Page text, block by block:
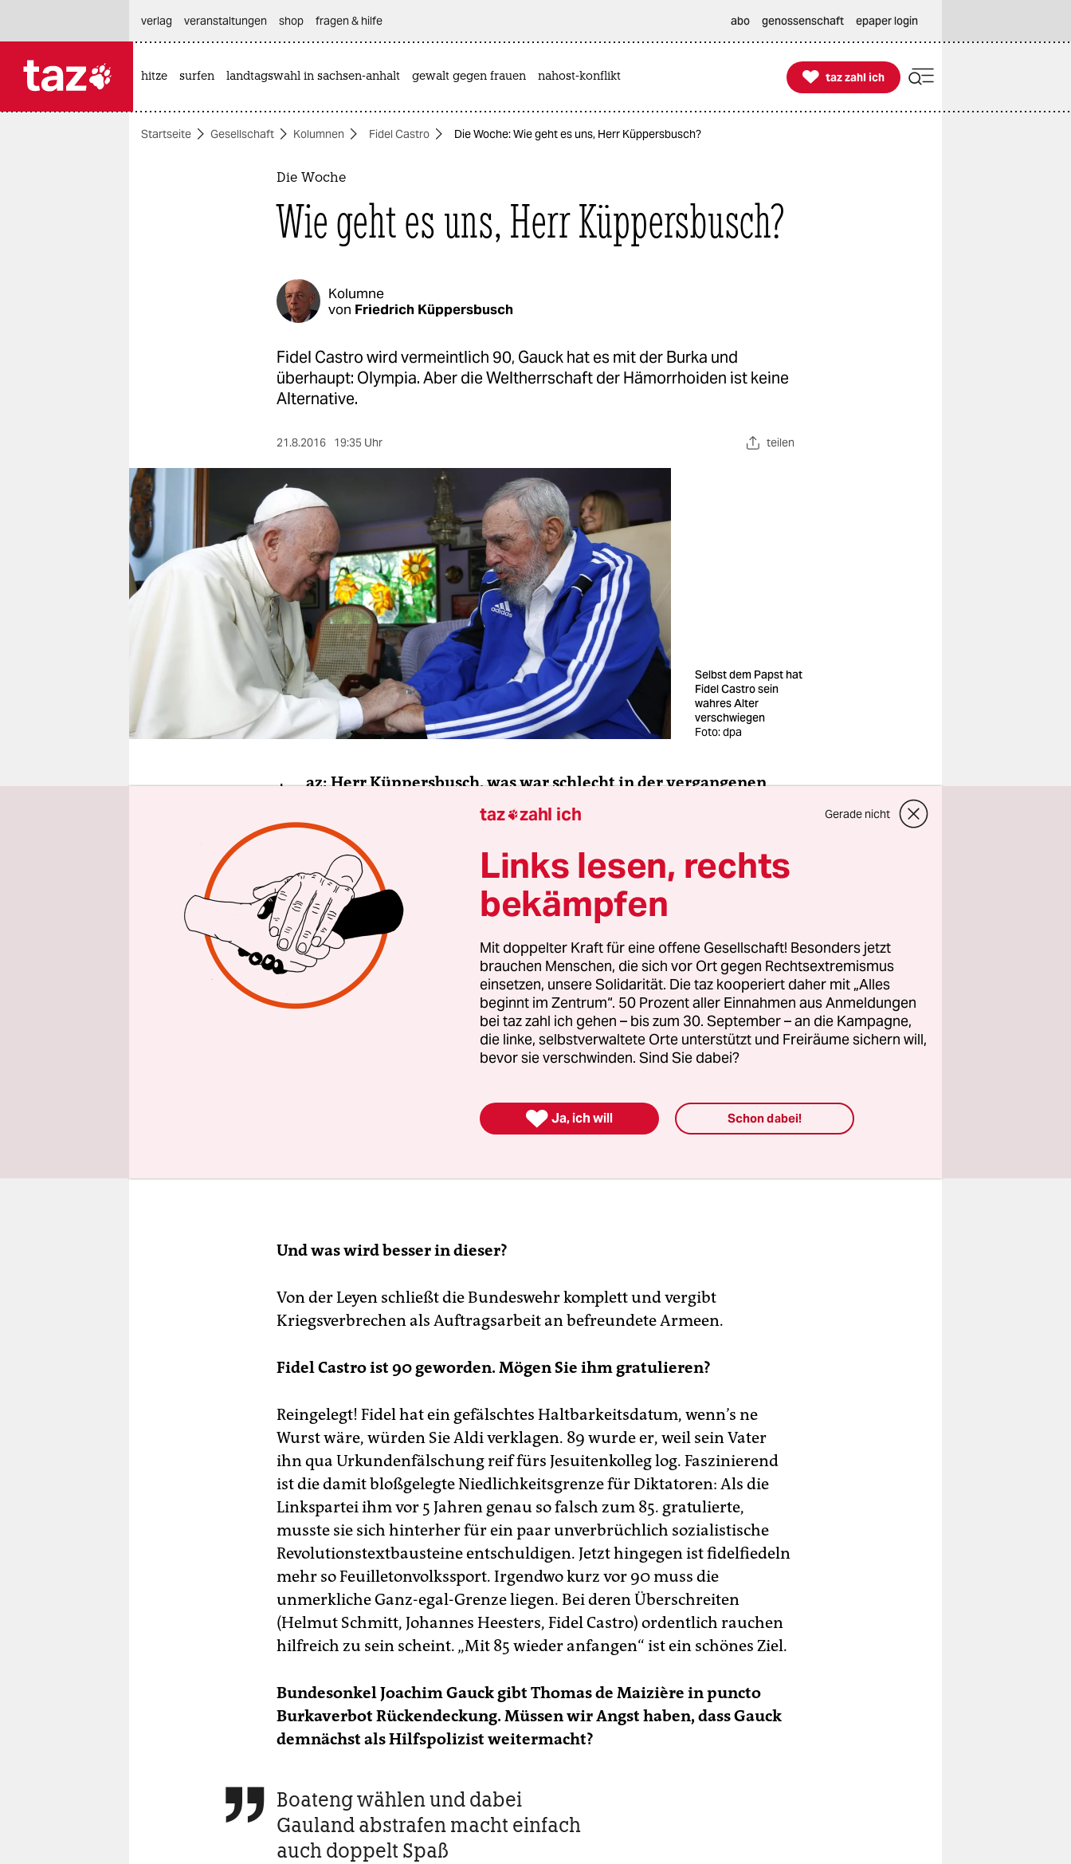
themen
verlag
verlag
veranstaltungen
shop
fragen & hilfe
unterstützen
genossenschaft
epaper login
verlag
veranstaltungen shop fragen & hilfe abo genossenschaft epaper login
hitze surfen landtagswahl in sachsen-anhalt gewalt gegen frauen nahost-konflikt 
taz zahl ich
taz zahl ich
Startseite Gesellschaft Kolumnen Fidel Castro Die Woche: Wie geht es uns, Herr Küppersbusch?
Die Woche
Wie geht es uns, Herr Küppersbusch?
Kolumne
von Friedrich Küppersbusch
Fidel Castro wird vermeintlich 90, Gauck hat es mit der Burka und
überhaupt: Olympia. Aber die Weltherrschaft der Hämorrhoiden ist keine
Alternative.
21.8.2016 19:35 Uhr teilen
Selbst dem Papst hat
Fidel Castro sein
wahres Alter
verschwiegen
Foto: dpa
t az: Herr Küppersbusch, was war schlecht in der vergangenen
Friedrich Küppersbusch:
Deutschland kauft in Israel eine bewaffnete
Drohne, die in Israel bleibt, weswegen man nicht mitteilen dürfe, wie
die Drohne bewaffnet sei.
Und was wird besser in dieser?
Von der Leyen schließt die Bundeswehr komplett und vergibt
Kriegsverbrechen als Auftragsarbeit an befreundete Armeen.
Fidel Castro ist 90 geworden. Mögen Sie ihm gratulieren?
Reingelegt! Fidel hat ein gefälschtes Haltbarkeitsdatum, wenn’s ne
Wurst wäre, würden Sie Aldi verklagen. 89 wurde er, weil sein Vater
ihn qua Urkundenfälschung reif fürs Jesuitenkolleg log. Faszinierend
ist die damit bloßgelegte Niedlichkeitsgrenze für Diktatoren: Als die
Linkspartei ihm vor 5 Jahren genau so falsch zum 85. gratulierte,
musste sie sich hinterher für ein paar unverbrüchlich sozia­lis­tische
Revolutionstextbausteine entschuldigen. Jetzt hingegen ist fidelfiedeln
mehr so Feuilletonvolkssport. Irgendwo kurz vor 90 muss die
unmerkliche Ganz-egal-Grenze liegen. Bei deren Überschreiten
(Helmut Schmitt, Johannes Heesters, Fidel Castro) ordentlich rauchen
hilfreich zu sein scheint. „Mit 85 wieder anfangen“ ist ein schönes Ziel.
Bundesonkel Joachim Gauck gibt Thomas de Maizière in puncto
Burkaverbot Rückendeckung. Müssen wir Angst haben, dass Gauck
demnächst als Hilfspolizist weitermacht?
 Boateng wählen und dabei
Gauland abstrafen macht einfach
auch doppelt Spaß
taz zahl ich Gerade nicht
Links lesen, rechts
bekämpfen
Mit doppelter Kraft für eine offene Gesellschaft! Besonders jetzt
brauchen Menschen, die sich vor Ort gegen Rechtsextremismus
einsetzen, unsere Solidarität. Die taz kooperiert daher mit „Alles
beginnt im Zentrum“. 50 Prozent aller Einnahmen aus Anmeldungen
bei taz zahl ich gehen – bis zum 30. September – an die Kampagne,
die linke, selbstverwaltete Orte unterstützt und Freiräume sichern will,
bevor sie verschwinden. Sind Sie dabei?
 Ja, ich will Schon dabei!